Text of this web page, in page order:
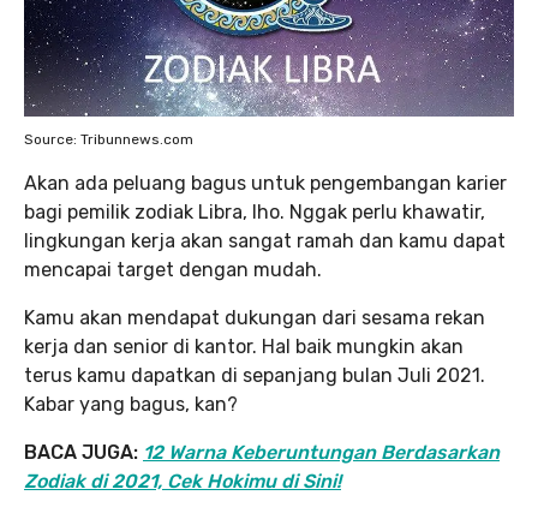
Source: Tribunnews.com
Akan ada peluang bagus untuk pengembangan karier
bagi pemilik zodiak Libra, lho. Nggak perlu khawatir,
lingkungan kerja akan sangat ramah dan kamu dapat
mencapai target dengan mudah.
Kamu akan mendapat dukungan dari sesama rekan
kerja dan senior di kantor. Hal baik mungkin akan
terus kamu dapatkan di sepanjang bulan Juli 2021.
Kabar yang bagus, kan?
BACA JUGA: 12 Warna Keberuntungan Berdasarkan
Zodiak di 2021, Cek Hokimu di Sini!